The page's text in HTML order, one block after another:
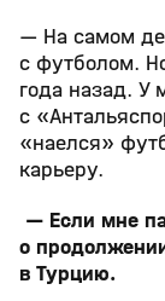
— На самом
с футболом.
года назад. У
с
«наелся»
карьеру.
— Если мне
о
в Турцию.